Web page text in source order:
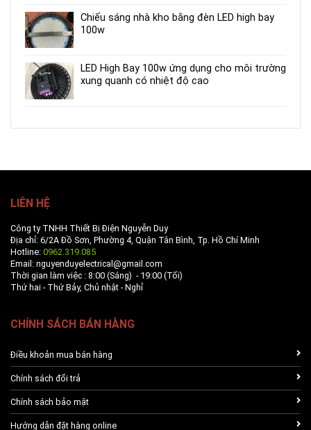
Chiếu sáng nhà kho bằng đèn LED high bay
100w
LED High Bay 100w ứng dụng cho môi trường
xung quanh có nhiệt độ cao
LIÊN HỆ
Công ty TNHH Thiết Bị Điện Nguyễn Duy
Địa chỉ: 6/2A Đồ Sơn, Phường 4, Quận Tân Bình, Tp. Hồ Chí Minh
Hotline: 0962.319.085
Email: nguyenduyelectrical@gmail.com
Thời gian làm việc : 8:00 (Sáng) - 19:00 (Tối)
Thứ hai - Thứ Bảy, Chủ nhật - Nghỉ
CHÍNH SÁCH BÁN HÀNG
Điều khoản mua bán hàng
Chính sách đổi trả
Chính sách bảo mật
Hướng dẫn đặt hàng online